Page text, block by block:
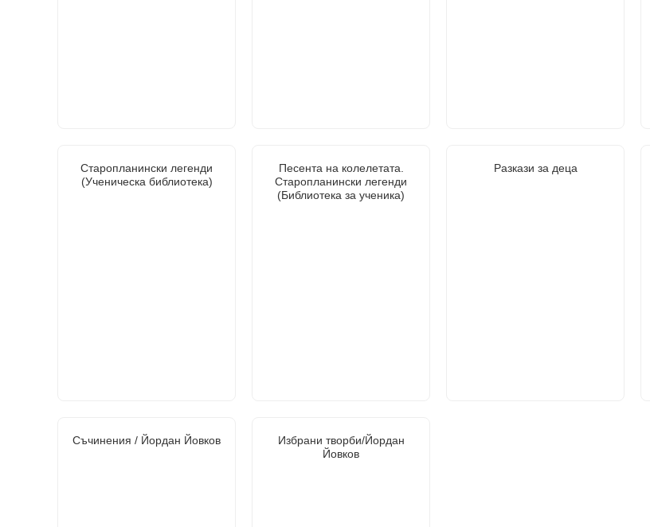
Старопланински легенди
(Ученическа библиотека)
Песента на колелетата.
Старопланински легенди
(Библиотека за ученика)
Разкази за деца
Съчинения / Йордан Йовков
Избрани творби/Йордан
Йовков